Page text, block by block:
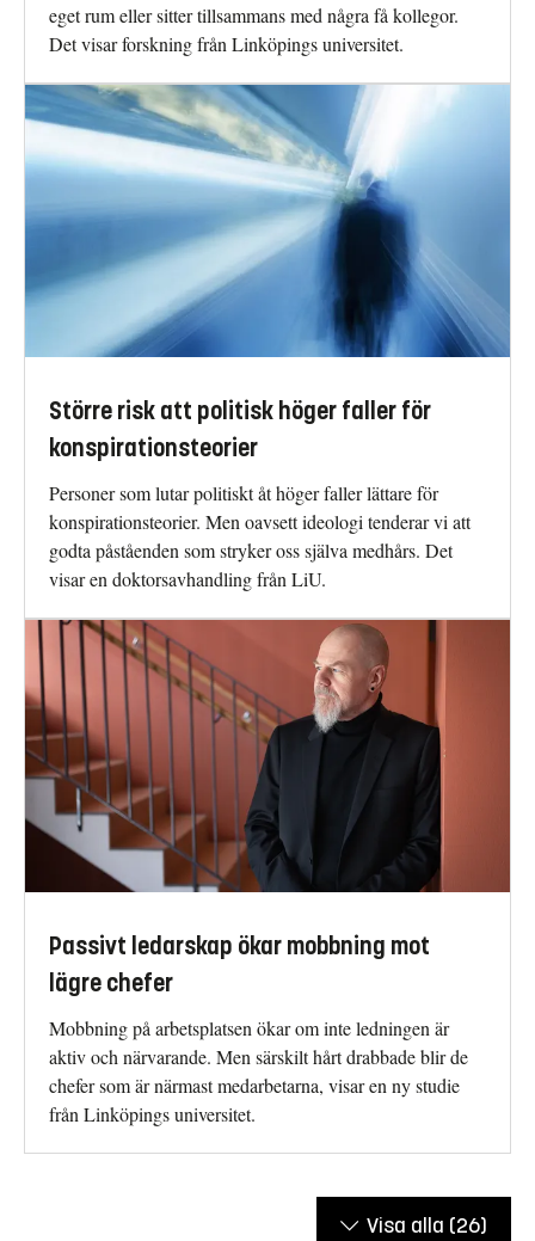
eget rum eller sitter tillsammans med några få kollegor.
Det visar forskning från Linköpings universitet.
Större risk att politisk höger faller för
konspirationsteorier
Personer som lutar politiskt åt höger faller lättare för
konspirationsteorier. Men oavsett ideologi tenderar vi att
godta påståenden som stryker oss själva medhårs. Det
visar en doktorsavhandling från LiU.
Passivt ledarskap ökar mobbning mot
lägre chefer
Mobbning på arbetsplatsen ökar om inte ledningen är
aktiv och närvarande. Men särskilt hårt drabbade blir de
chefer som är närmast medarbetarna, visar en ny studie
från Linköpings universitet.
Visa alla (26)